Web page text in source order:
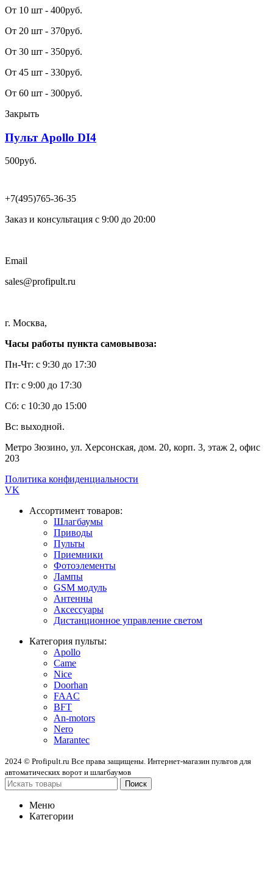
От 10 шт - 400руб.
От 20 шт - 370руб.
От 30 шт - 350руб.
От 45 шт - 330руб.
От 60 шт - 300руб.
Закрыть
Пульт Apollo DI4
500руб.
+7(495)765-36-35
Заказ и консультация c 9:00 до 20:00
Email
sales@profipult.ru
г. Москва,
Часы работы пункта самовывоза:
Пн-Чт: с 9:30 до 17:30
Пт: с 9:00 до 17:30
Сб: с 10:30 до 15:00
Вс: выходной.
Метро Зюзино, ул. Херсонская, дом. 20, корп. 3, этаж 2, офис
203
Политика конфиденциальности
VK
Ассортимент товаров:
Шлагбаумы
Приводы
Пульты
Приемники
Фотоэлементы
Лампы
GSM модуль
Антенны
Аксессуары
Дистанционное управление светом
Категория пульты:
Apollo
Came
Nice
Doorhan
FAAC
BFT
An-motors
Nero
Marantec
2024 © Profipult.ru Все права защищены. Интернет-магазин пультов для
автоматических ворот и шлагбаумов
Поиск
Меню
Категории